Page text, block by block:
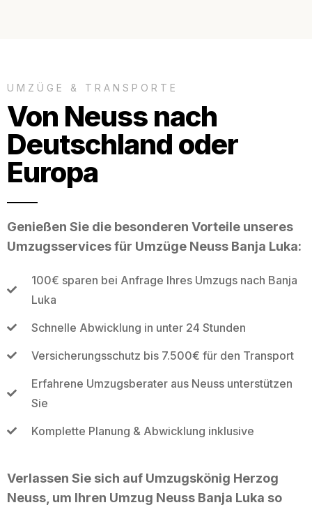
UMZÜGE & TRANSPORTE
Von Neuss nach
Deutschland oder
Europa
Genießen Sie die besonderen Vorteile unseres
Umzugsservices für Umzüge Neuss Banja Luka:
100€ sparen bei Anfrage Ihres Umzugs nach Banja
Luka
Schnelle Abwicklung in unter 24 Stunden
Versicherungsschutz bis 7.500€ für den Transport
Erfahrene Umzugsberater aus Neuss unterstützen
Sie
Komplette Planung & Abwicklung inklusive
Verlassen Sie sich auf Umzugskönig Herzog
Neuss, um Ihren Umzug Neuss Banja Luka so